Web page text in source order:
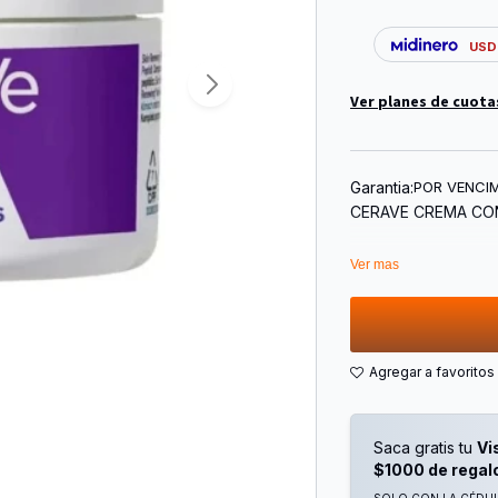
USD
Ver planes de
Garantia:POR
CERAVE CREMA
Ver mas
Saca gratis tu
$1000 de